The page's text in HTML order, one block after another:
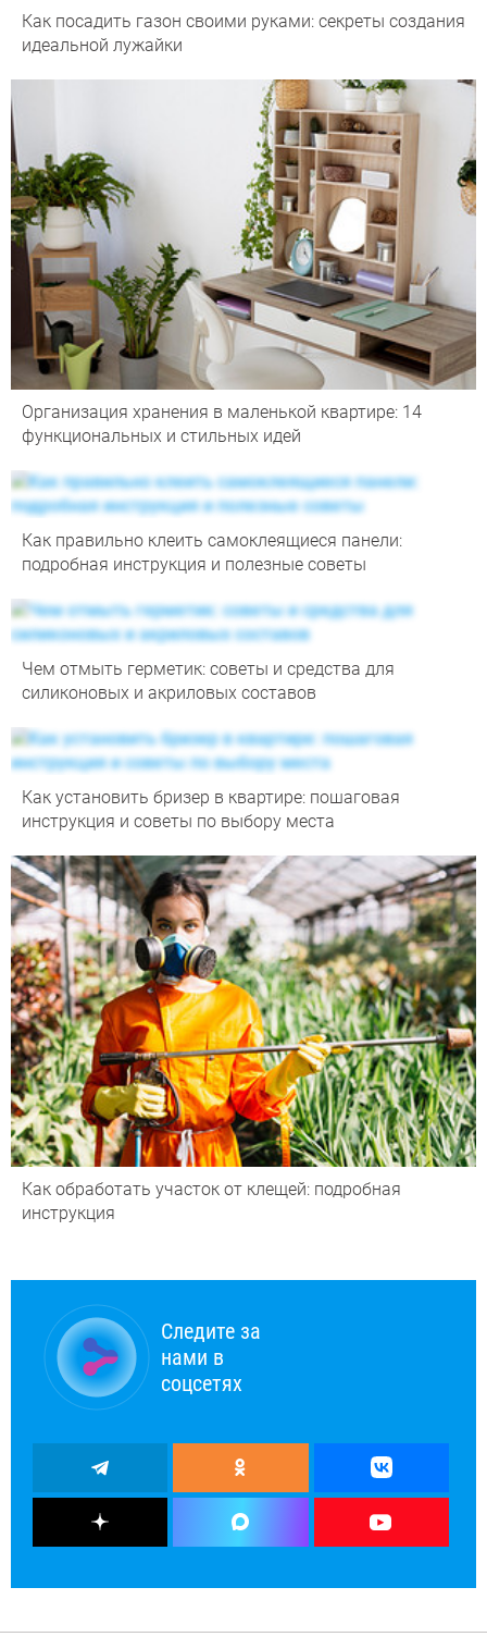
Как посадить газон своими руками: секреты создания
идеальной лужайки
Организация хранения в маленькой квартире: 14
функциональных и стильных идей
Как правильно клеить самоклеящиеся панели:
подробная инструкция и полезные советы
Чем отмыть герметик: советы и средства для
силиконовых и акриловых составов
Как установить бризер в квартире: пошаговая
инструкция и советы по выбору места
Как обработать участок от клещей: подробная
инструкция
Следите за
нами в
соцсетях